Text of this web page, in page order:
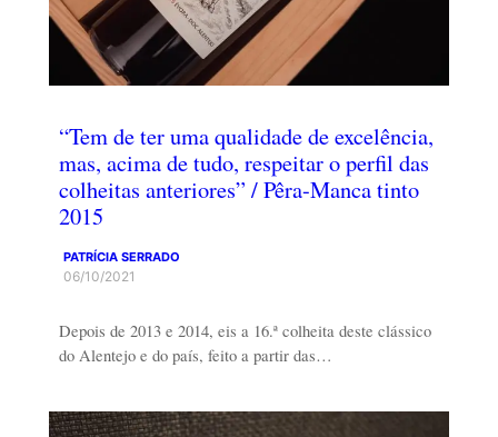
“Tem de ter uma qualidade de excelência,
mas, acima de tudo, respeitar o perfil das
colheitas anteriores” / Pêra-Manca tinto
2015
PATRÍCIA SERRADO
06/10/2021
Depois de 2013 e 2014, eis a 16.ª colheita deste clássico
do Alentejo e do país, feito a partir das…